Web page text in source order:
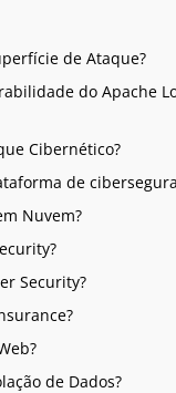
de Ataque?
do Apache
Cibernético?
de
Nuvem?
Security?
de Dados?